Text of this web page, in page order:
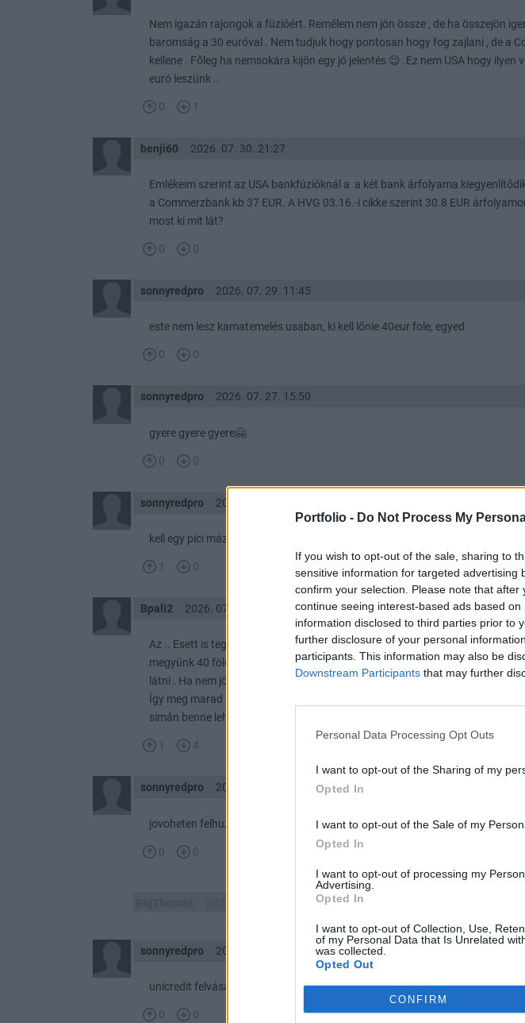
Portfolio - Do Not Process My
If you wish to opt-out of the sale, sharing to
sensitive information for targeted advertising
confirm your selection. Please note that
continue seeing interest-based ads based
information disclosed to third parties prior to
further disclosure of your personal
participants. This information may also be
Downstream Participants that may further
Personal Data Processing Opt Outs
I want to opt-out of the Sharing of my
Opted In
I want to opt-out of the Sale of my
Opted In
I want to opt-out of processing my
Advertising.
Opted In
I want to opt-out of Collection, Use,
of my Personal Data that Is Unrelated
was collected.
Opted Out
CONFIRM
Nem igazán rajongok a füzióért. Remélem nem jön össze , de ha összejön
baromság a 30 euróval . Nem tudjuk hogy pontosan hogy fog zajlani , de a
kellene . Főleg ha nemsokára kijön egy jó jelentés 😉 .Ez nem USA hogy ilyen
euró leszünk ..
0 1
benji60 2026. 07. 30. 21:27
Emlékeim szerint az USA bankfúzióknál a a két bank árfolyama
a Commerzbank kb 37 EUR. A HVG 03.16.-i cikke szerint 30.8 EUR
most ki mit lát?
0 0
sonnyredpro 2026. 07. 29. 11:45
este nem lesz kamatemelés usaban, ki kell lőnie 40eur fole, egyed
0 0
sonnyredpro 2026. 07. 27. 15:50
gyere gyere gyere🤗
0 0
sonnyredpro 2026. 07. 27. 11:38
kell egy pici mázli de sztm ATHra fog menni rovidesen✌️
1 0
Bpali2 2026. 07. 24. 20:49 Előzmény:#11sonnyredpro
Az .. Esett is tegnap 5 százalékot a nagy hírre 😳..Legyen igazad . Igencsak
megyünk 40 fölé … De mindig valaki beleköpött a levesbe . Nem nagyon
látni . Ha nem jönnek a hülye célárazáss meg az UniCredit erőszakossága ,
Így meg marad a remény hogy valaha 40 fölé megy 😂. Ha igazad lesz nagy
simán benne lehet az 50..ha….
1 4
sonnyredpro 2026. 07. 24. 20:35
jovoheten felhuzzak 40 eur fole, meseszep
0 0
sonnyredpro 2026. 07. 24. 18:18
unicredit felvásárlás, go up above 40eur✌️
0 0